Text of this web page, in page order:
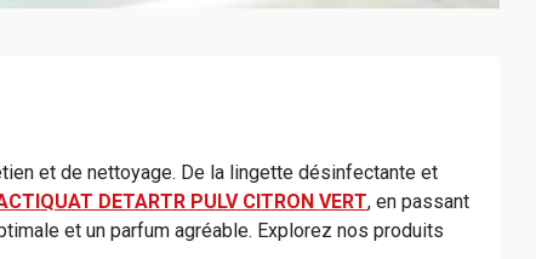
et de nettoyage. De la lingette désinfectante et
DETARTR PULV CITRON VERT, en passant
et un parfum agréable. Explorez nos produits